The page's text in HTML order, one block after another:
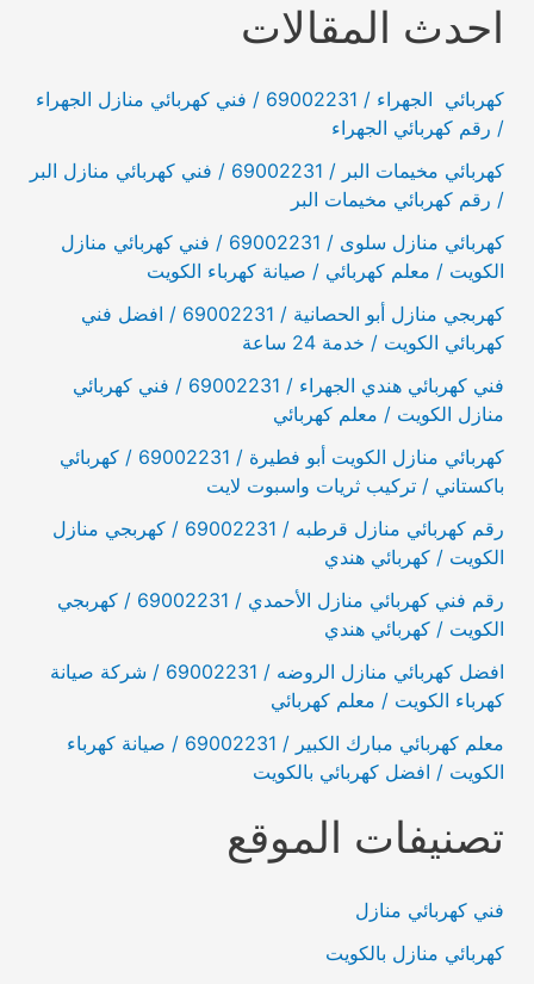
احدث المقالات
كهربائي الجهراء / 69002231 / فني كهربائي منازل الجهراء
/ رقم كهربائي الجهراء
كهربائي مخيمات البر / 69002231 / فني كهربائي منازل البر
/ رقم كهربائي مخيمات البر
كهربائي منازل سلوى / 69002231 / فني كهربائي منازل
الكويت / معلم كهربائي / صيانة كهرباء الكويت
كهربجي منازل أبو الحصانية / 69002231 / افضل فني
كهربائي الكويت / خدمة 24 ساعة
فني كهربائي هندي الجهراء / 69002231 / فني كهربائي
منازل الكويت / معلم كهربائي
كهربائي منازل الكويت أبو فطيرة / 69002231 / كهربائي
باكستاني / تركيب ثريات واسبوت لايت
رقم كهربائي منازل قرطبه / 69002231 / كهربجي منازل
الكويت / كهربائي هندي
رقم فني كهربائي منازل الأحمدي / 69002231 / كهربجي
الكويت / كهربائي هندي
افضل كهربائي منازل الروضه / 69002231 / شركة صيانة
كهرباء الكويت / معلم كهربائي
معلم كهربائي مبارك الكبير / 69002231 / صيانة كهرباء
الكويت / افضل كهربائي بالكويت
تصنيفات الموقع
فني كهربائي منازل
كهربائي منازل بالكويت